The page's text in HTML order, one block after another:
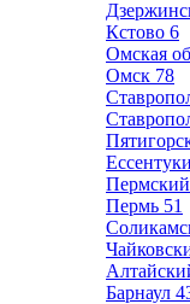
Кстово 6
Омская
Омск 78
Ессентуки
Пермь 51
Барнаул